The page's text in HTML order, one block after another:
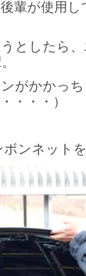
後輩が使
としたら
がかかっ
・・・）
ンネット